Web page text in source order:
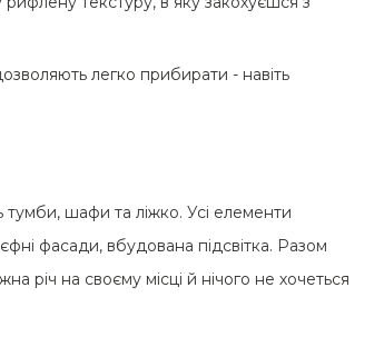
легко прибирати - навіть
тумби, шафи та ліжко. Усі елементи
фасади, вбудована підсвітка. Разом
річ на своєму місці й нічого не хочеться